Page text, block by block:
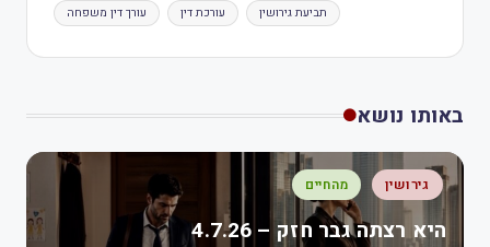
עורך דין משפחה עורכת דין תביעת גירושין
באותו נושא
גירושין מהחיים
היא רצתה גבר חזק – 4.7.26